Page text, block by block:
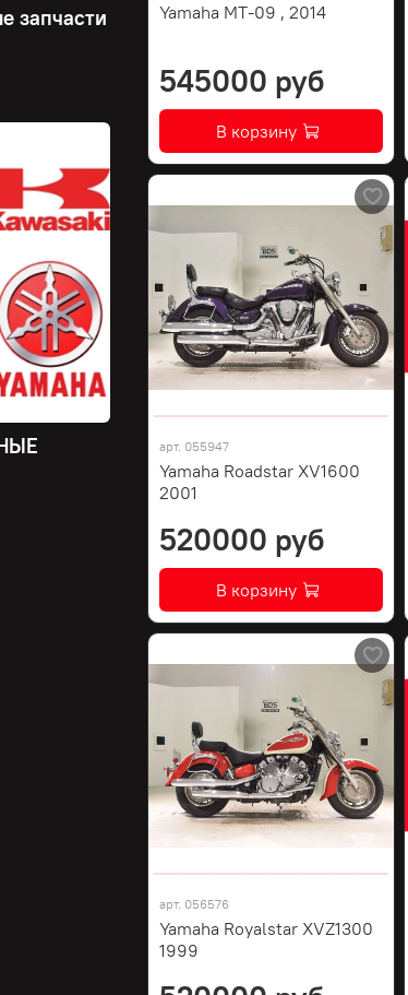
Yamaha MT-09 , 2014
545000 руб
В корзину
арт. 055947
Yamaha Roadstar XV1600
2001
520000 руб
В корзину
арт. 056576
Yamaha Royalstar XVZ1300
1999
запчасти